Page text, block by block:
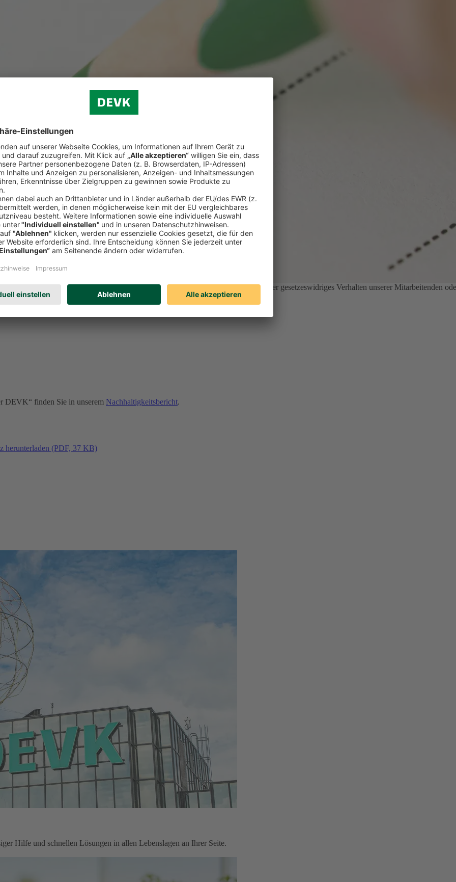
wichtige Rolle. Sollte es dennoch zu Verstößen kommen, kann unethisches oder gesetzeswidriges Verhalten unserer Mitarbeitenden
Erfahren Sie auf unserer Compliance-Seite u. a.:
DEVK“ finden Sie in unserem Nachhaltigkeitsbericht.
herunterladen (PDF, 37 KB)
Hilfe und schnellen Lösungen in allen Lebenslagen an Ihrer Seite.